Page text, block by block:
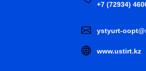
+7 (72934)
ystyurt-
www.ustirt.kz